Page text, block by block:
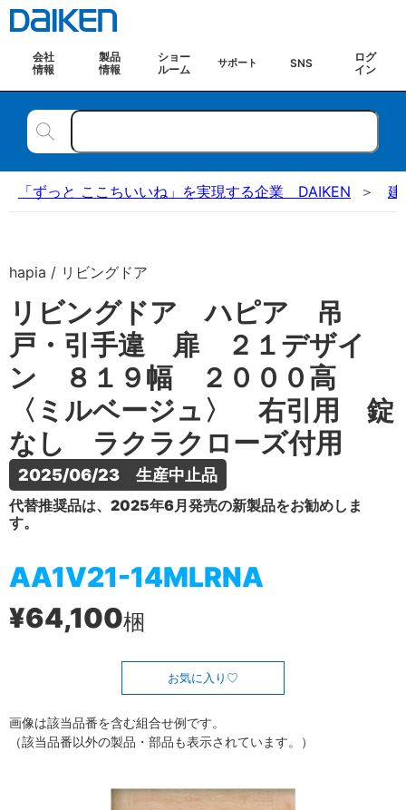
会社
情報
製品
情報
ショー
ルーム
サポート SNS
ログ
イン
「ずっと ここちいいね」を実現する企業 DAIKEN 建
hapia / リビングドア
リビングドア ハピア 吊
戸・引手違 扉 ２１デザイ
ン ８１９幅 ２０００高
〈ミルベージュ〉 右引用 錠
なし ラクラクローズ付用
2025/06/23　生産中止品
代替推奨品は、2025年6月発売の新製品をお勧めしま
す。
AA1V21-14MLRNA
¥64,100梱
お気に入り
画像は該当品番を含む組合せ例です。
（該当品番以外の製品・部品も表示されています。）